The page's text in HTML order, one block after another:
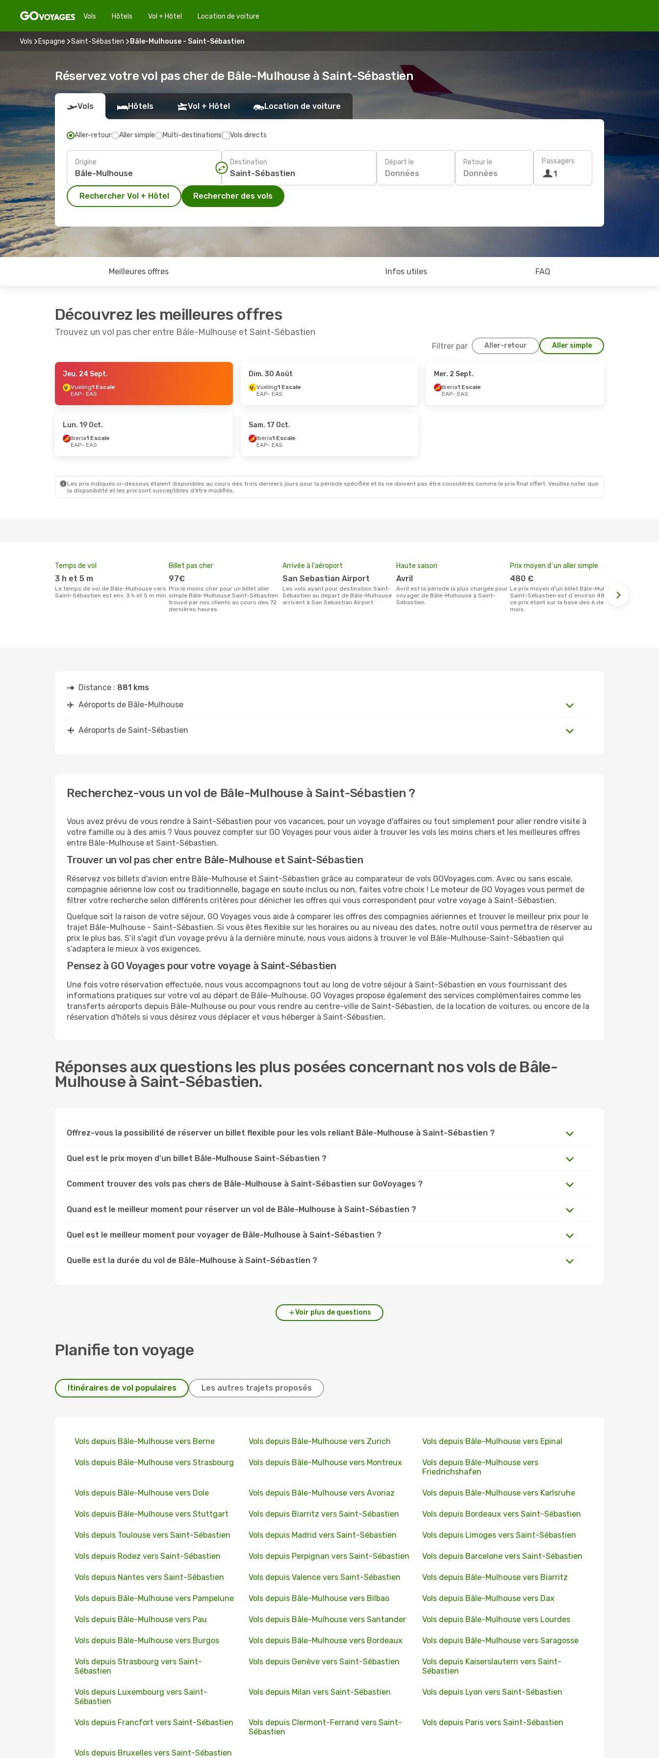
Vols Hôtels Vol + Hôtel Location de voiture
Vols Espagne Saint-Sébastien Bâle-Mulhouse - Saint-Sébastien
Réservez votre vol pas cher de Bâle-Mulhouse à Saint-Sébastien
Vols Hôtels Vol + Hôtel Location de voiture
Aller-retour Aller simple Multi-destinations Vols directs
Origine Destination Départ le
Données
Retour le
Données
Passagers
1
Rechercher Vol + Hôtel Rechercher des vols
Meilleures offres Infos utiles FAQ
Découvrez les meilleures offres
Trouvez un vol pas cher entre Bâle-Mulhouse et Saint-Sébastien
Filtrer par Aller-retour Aller simple
- Jeu. 24 Sept. - Dim. 4 Oct.
Jeu. 24 Sept.
Vueling1 Escale
EAP- EAS
Dim. 30 Août
Vueling1 Escale
EAP- EAS
Mer. 2 Sept.
Iberia1 Escale
EAP- EAS
Lun. 19 Oct.
Iberia1 Escale
EAP- EAS
Sam. 17 Oct.
Iberia1 Escale
EAP- EAS
Les prix indiqués ci-dessous étaient disponibles au cours des trois derniers jours pour la période spécifiée et ils ne doivent pas être considérés comme le prix final offert. Veuillez noter que
la disponibilité et les prix sont susceptibles d’être modifiés.
Temps de vol
3 h et 5 m
Le temps de vol de Bâle-Mulhouse vers
Saint-Sébastien est env. 3 h et 5 m min.
Billet pas cher
97€
Prix le moins cher pour un billet aller
simple Bâle-Mulhouse Saint-Sébastien
trouvé par nos clients au cours des 72
dernières heures
Arrivée à l'aéroport
San Sebastian Airport
Les vols ayant pour destination Saint-
Sébastien au depart de Bâle-Mulhouse
arrivent à San Sebastian Airport
Haute saison
avril
avril est la période la plus chargée pour
voyager de Bâle-Mulhouse à Saint-
Sébastien.
Prix moyen d´un aller simple
480 €
Le prix moyen d'un billet Bâle-Mulhouse
Saint-Sébastien est d´environ 480 €,
ce prix étant sur la base des 6 derniers
mois.
Distance : 881 kms
Aéroports de Bâle-Mulhouse
Aéroports de Saint-Sébastien
Recherchez-vous un vol de Bâle-Mulhouse à Saint-Sébastien ?
Vous avez prévu de vous rendre à Saint-Sébastien pour vos vacances, pour un voyage d'affaires ou tout simplement pour aller rendre visite à
votre famille ou à des amis ? Vous pouvez compter sur GO Voyages pour vous aider à trouver les vols les moins chers et les meilleures offres
entre Bâle-Mulhouse et Saint-Sébastien.
Trouver un vol pas cher entre Bâle-Mulhouse et Saint-Sébastien
Réservez vos billets d'avion entre Bâle-Mulhouse et Saint-Sébastien grâce au comparateur de vols GOVoyages.com. Avec ou sans escale,
compagnie aérienne low cost ou traditionnelle, bagage en soute inclus ou non, faites votre choix ! Le moteur de GO Voyages vous permet de
filtrer votre recherche selon différents critères pour dénicher les offres qui vous correspondent pour votre voyage à Saint-Sébastien.
Quelque soit la raison de votre séjour, GO Voyages vous aide à comparer les offres des compagnies aériennes et trouver le meilleur prix pour le
trajet Bâle-Mulhouse - Saint-Sébastien. Si vous êtes flexible sur les horaires ou au niveau des dates, notre outil vous permettra de réserver au
prix le plus bas. S’il s'agit d'un voyage prévu à la dernière minute, nous vous aidons à trouver le vol Bâle-Mulhouse-Saint-Sébastien qui
s’adaptera le mieux à vos exigences.
Pensez à GO Voyages pour votre voyage à Saint-Sébastien
Une fois votre réservation effectuée, nous vous accompagnons tout au long de votre séjour à Saint-Sébastien en vous fournissant des
informations pratiques sur votre vol au départ de Bâle-Mulhouse. GO Voyages propose également des services complémentaires comme les
transferts aéroports depuis Bâle-Mulhouse ou pour vous rendre au centre-ville de Saint-Sébastien, de la location de voitures, ou encore de la
réservation d'hôtels si vous désirez vous déplacer et vous héberger à Saint-Sébastien.
Réponses aux questions les plus posées concernant nos vols de Bâle-
Mulhouse à Saint-Sébastien.
Offrez-vous la possibilité de réserver un billet flexible pour les vols reliant Bâle-Mulhouse à Saint-Sébastien ?
Quel est le prix moyen d'un billet Bâle-Mulhouse Saint-Sébastien ?
Comment trouver des vols pas chers de Bâle-Mulhouse à Saint-Sébastien sur GoVoyages ?
Quand est le meilleur moment pour réserver un vol de Bâle-Mulhouse à Saint-Sébastien ?
Quel est le meilleur moment pour voyager de Bâle-Mulhouse à Saint-Sébastien ?
Quelle est la durée du vol de Bâle-Mulhouse à Saint-Sébastien ?
Voir plus de questions
Planifie ton voyage
Itinéraires de vol populaires Les autres trajets proposés
Vols depuis Bâle-Mulhouse vers Berne Vols depuis Bâle-Mulhouse vers Zurich Vols depuis Bâle-Mulhouse vers Epinal
Vols depuis Bâle-Mulhouse vers Strasbourg Vols depuis Bâle-Mulhouse vers Montreux
Vols depuis Bâle-Mulhouse vers
Friedrichshafen
Vols depuis Bâle-Mulhouse vers Dole Vols depuis Bâle-Mulhouse vers Avoriaz Vols depuis Bâle-Mulhouse vers Karlsruhe
Vols depuis Bâle-Mulhouse vers Stuttgart Vols depuis Biarritz vers Saint-Sébastien Vols depuis Bordeaux vers Saint-Sébastien
Vols depuis Toulouse vers Saint-Sébastien Vols depuis Madrid vers Saint-Sébastien Vols depuis Limoges vers Saint-Sébastien
Vols depuis Rodez vers Saint-Sébastien Vols depuis Perpignan vers Saint-Sébastien Vols depuis Barcelone vers Saint-Sébastien
Vols depuis Nantes vers Saint-Sébastien Vols depuis Valence vers Saint-Sébastien Vols depuis Bâle-Mulhouse vers Biarritz
Vols depuis Bâle-Mulhouse vers Pampelune Vols depuis Bâle-Mulhouse vers Bilbao Vols depuis Bâle-Mulhouse vers Dax
Vols depuis Bâle-Mulhouse vers Pau Vols depuis Bâle-Mulhouse vers Santander Vols depuis Bâle-Mulhouse vers Lourdes
Vols depuis Bâle-Mulhouse vers Burgos Vols depuis Bâle-Mulhouse vers Bordeaux Vols depuis Bâle-Mulhouse vers Saragosse
Vols depuis Strasbourg vers Saint-
Sébastien
Vols depuis Genève vers Saint-Sébastien
Vols depuis Kaiserslautern vers Saint-
Sébastien
Vols depuis Luxembourg vers Saint-
Sébastien
Vols depuis Milan vers Saint-Sébastien Vols depuis Lyon vers Saint-Sébastien
Vols depuis Francfort vers Saint-Sébastien
Vols depuis Clermont-Ferrand vers Saint-
Sébastien
Vols depuis Paris vers Saint-Sébastien
Vols depuis Bruxelles vers Saint-Sébastien